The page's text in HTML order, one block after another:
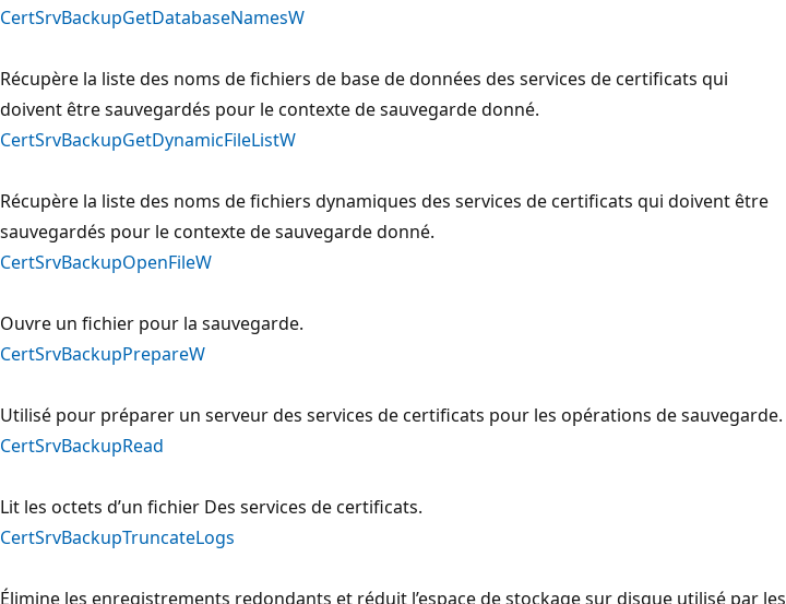
CertSrvBackupGetDatabaseNamesW
Récupère la liste des noms de fichiers de base de données des services de certificats qui
doivent être sauvegardés pour le contexte de sauvegarde donné.
CertSrvBackupGetDynamicFileListW
Récupère la liste des noms de fichiers dynamiques des services de certificats qui doivent être
sauvegardés pour le contexte de sauvegarde donné.
CertSrvBackupOpenFileW
Ouvre un fichier pour la sauvegarde.
CertSrvBackupPrepareW
Utilisé pour préparer un serveur des services de certificats pour les opérations de sauvegarde.
CertSrvBackupRead
Lit les octets d’un fichier Des services de certificats.
CertSrvBackupTruncateLogs
Élimine les enregistrements redondants et réduit l’espace de stockage sur disque utilisé par les